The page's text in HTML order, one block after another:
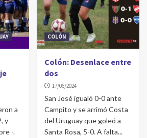
a
y
-.
COLÓN
Colón: Desenlace entre
dos
17/06/2024
San José igualó 0-0 ante
Campito y se arrimó Costa
del Uruguay que goleó a
Santa Rosa, 5-0. A falta...